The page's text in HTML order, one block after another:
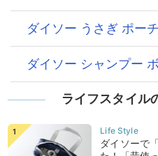
ライフスタイル
ダイソーで